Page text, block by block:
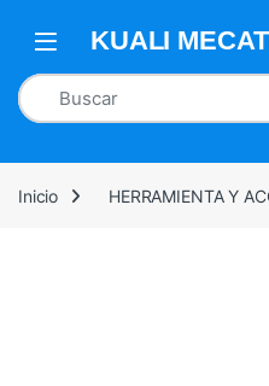
Inicio HERRAMIENTA Y